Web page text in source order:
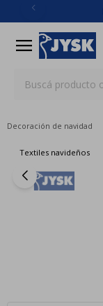
menu
Decoración de navidad
Textiles navideños
close